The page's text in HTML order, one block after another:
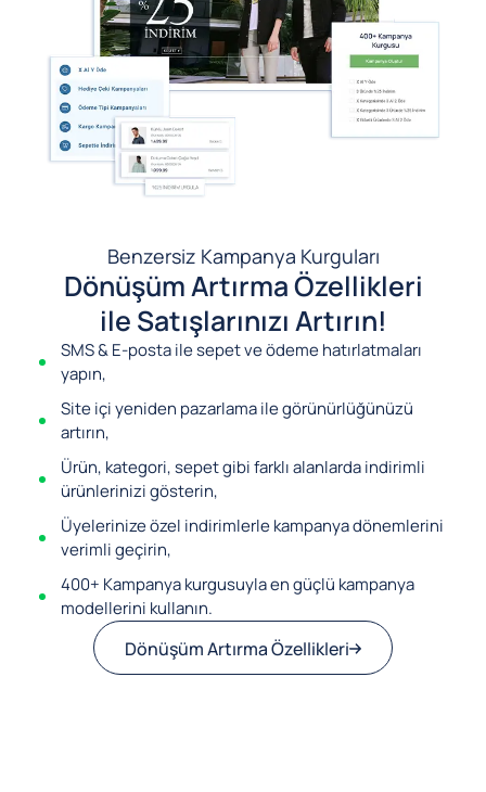
Benzersiz Kampanya Kurguları
Dönüşüm Artırma Özellikleri
ile Satışlarınızı Artırın!
SMS & E-posta ile sepet ve ödeme hatırlatmaları
yapın,
Site içi yeniden pazarlama ile görünürlüğünüzü
artırın,
Ürün, kategori, sepet gibi farklı alanlarda indirimli
ürünlerinizi gösterin,
Üyelerinize özel indirimlerle kampanya dönemlerini
verimli geçirin,
400+ Kampanya kurgusuyla en güçlü kampanya
modellerini kullanın.
Dönüşüm Artırma Özellikleri